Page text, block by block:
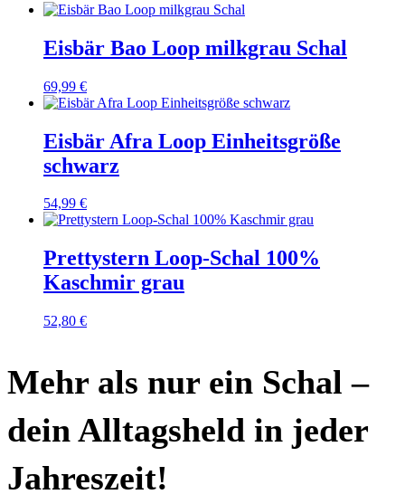
Eisbär Bao Loop milkgrau Schal
69,99 €
Eisbär Afra Loop Einheitsgröße
schwarz
54,99 €
Prettystern Loop-Schal 100%
Kaschmir grau
52,80 €
Mehr als nur ein Schal –
dein Alltagsheld in jeder
Jahreszeit!